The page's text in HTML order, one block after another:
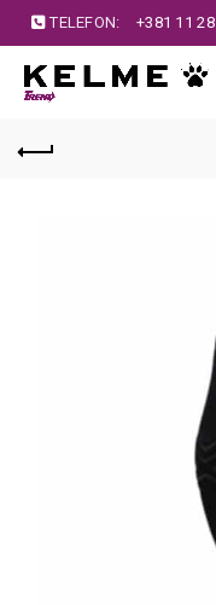
TELEFON: +381 11